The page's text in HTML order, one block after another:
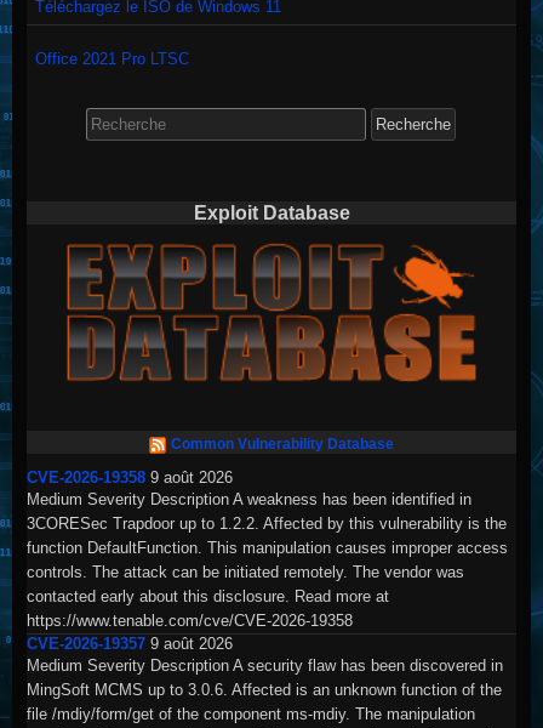
Téléchargez le ISO de Windows 11
Office 2021 Pro LTSC
for:
Exploit Database
Common Vulnerability Database
CVE-2026-19358 9 août 2026
Medium Severity Description A weakness has been identified in
3CORESec Trapdoor up to 1.2.2. Affected by this vulnerability is the
function DefaultFunction. This manipulation causes improper access
controls. The attack can be initiated remotely. The vendor was
contacted early about this disclosure. Read more at
https://www.tenable.com/cve/CVE-2026-19358
CVE-2026-19357 9 août 2026
Medium Severity Description A security flaw has been discovered in
MingSoft MCMS up to 3.0.6. Affected is an unknown function of the
file /mdiy/form/get of the component ms-mdiy. The manipulation